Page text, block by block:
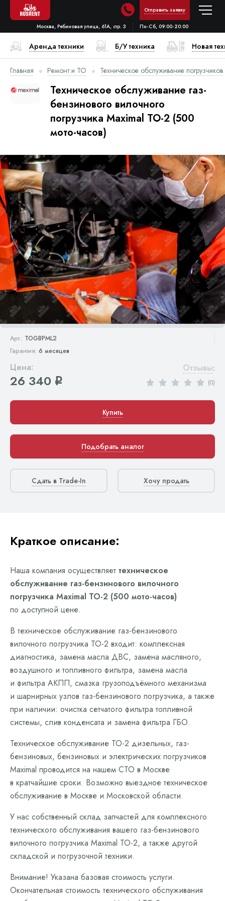
Отправить заявку
Москва, Рябиновая улица, 61А, стр. 3 Пн-Сб, 09:00-20:00
Аренда техники Б/У техника Новая
Главная Ремонт и ТО Техническое обслуживание погрузчиков
Техническое обслуживание газ-
бензинового вилочного
погрузчика Maximal ТО-2 (500
мото-часов)
Арт.: TOGBPML2
Гарантия: 6 месяцев
Цена:
26 340 q
Отзывы:
(0)
Купить
Подобрать аналог
Сдать в Trade-In Хочу продать
Краткое описание:
Наша компания осуществляет техническое
обслуживание газ-бензинового вилочного
погрузчика Maximal ТО-2 (500 мото-часов)
по доступной цене.
В техническое обслуживание газ-бензинового
вилочного погрузчика ТО-2 входит: комплексная
диагностика, замена масла ДВС, замена масляного,
воздушного и топливного фильтра, замена масла
и фильтра АКПП, смазка грузоподъёмного механизма
и шарнирных узлов газ-бензинового погрузчика, а также
при наличии: очистка сетчатого фильтра топливной
системы, слив конденсата и замена фильтра ГБО.
Техническое обслуживание ТО-2 дизельных, газ-
бензиновых, бензиновых и электрических погрузчиков
Maximal проводится на нашем СТО в Москве
в кратчайшие сроки. Возможно выездное техническое
обслуживание в Москве и Московской области.
У нас собственный склад запчастей для комплексного
технического обслуживания вашего газ-бензинового
вилочного погрузчика Maximal ТО-2, а также другой
складской и погрузочной техники.
Внимание! Указана базовая стоимость услуги.
Окончательная стоимость технического обслуживания